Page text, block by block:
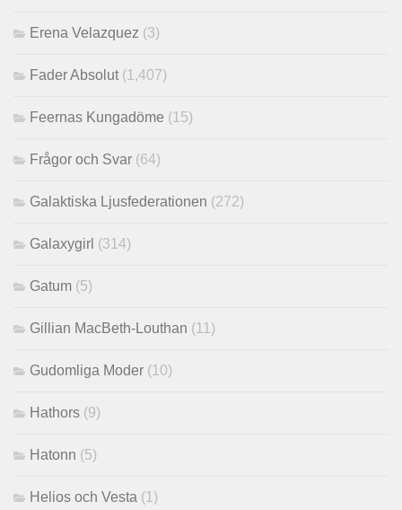
Erena Velazquez (3)
Fader Absolut (1,407)
Feernas Kungadöme (15)
Frågor och Svar (64)
Galaktiska Ljusfederationen (272)
Galaxygirl (314)
Gatum (5)
Gillian MacBeth-Louthan (11)
Gudomliga Moder (10)
Hathors (9)
Hatonn (5)
Helios och Vesta (1)